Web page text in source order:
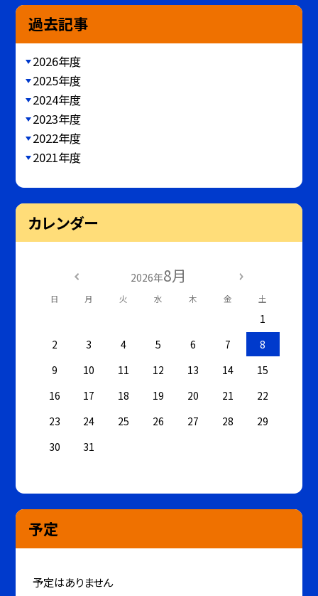
過去記事
2026年度
2025年度
2024年度
2023年度
2022年度
2021年度
カレンダー
2026年8月
日 月 火 水 木 金 土
1
2
3 4 5 6 7
8
9
10 11 12 13 14
15
16
17 18 19 20 21
22
23
24 25 26 27 28
29
30
31
予定
予定はありません